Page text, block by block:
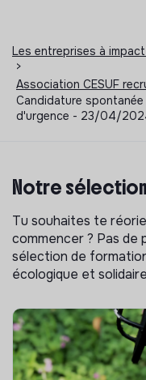
Les entreprises à
>
Association CESUF
Candidature
d'urgence - 23/04/
Notre
Tu souhaites te
commencer ? Pas de
sélection de
écologique et